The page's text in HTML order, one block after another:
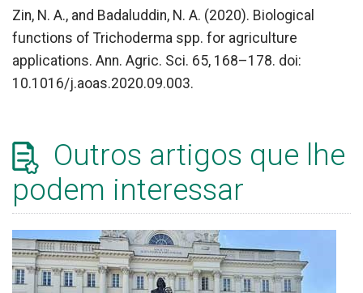
Zin, N. A., and Badaluddin, N. A. (2020). Biological
functions of Trichoderma spp. for agriculture
applications. Ann. Agric. Sci. 65, 168–178. doi:
10.1016/j.aoas.2020.09.003.
Outros artigos que lhe
podem interessar